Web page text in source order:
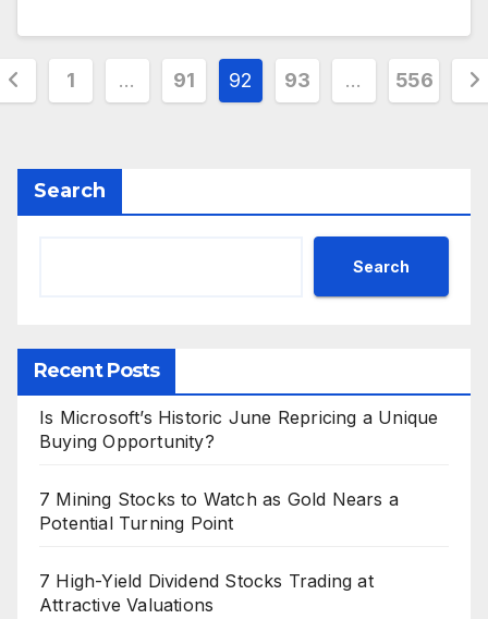
1 … 91 92 93 … 556
Search
Search
Recent Posts
Is Microsoft’s Historic June Repricing a Unique
Buying Opportunity?
7 Mining Stocks to Watch as Gold Nears a
Potential Turning Point
7 High-Yield Dividend Stocks Trading at
Attractive Valuations